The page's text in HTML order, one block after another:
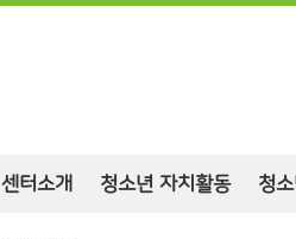
센터소개 청소년 자치활동 청